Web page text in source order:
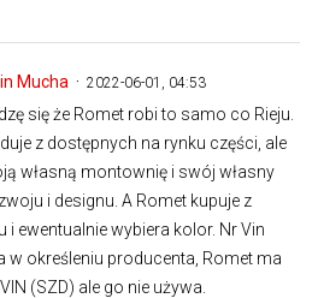
Mucha 2022-06-01, 04:53
się że Romet robi to samo co Rieju.
z dostępnych na rynku części, ale
własną montownię i swój własny
i designu. A Romet kupuje z
i ewentualnie wybiera kolor. Nr Vin
w określeniu producenta, Romet ma
(SZD) ale go nie używa.